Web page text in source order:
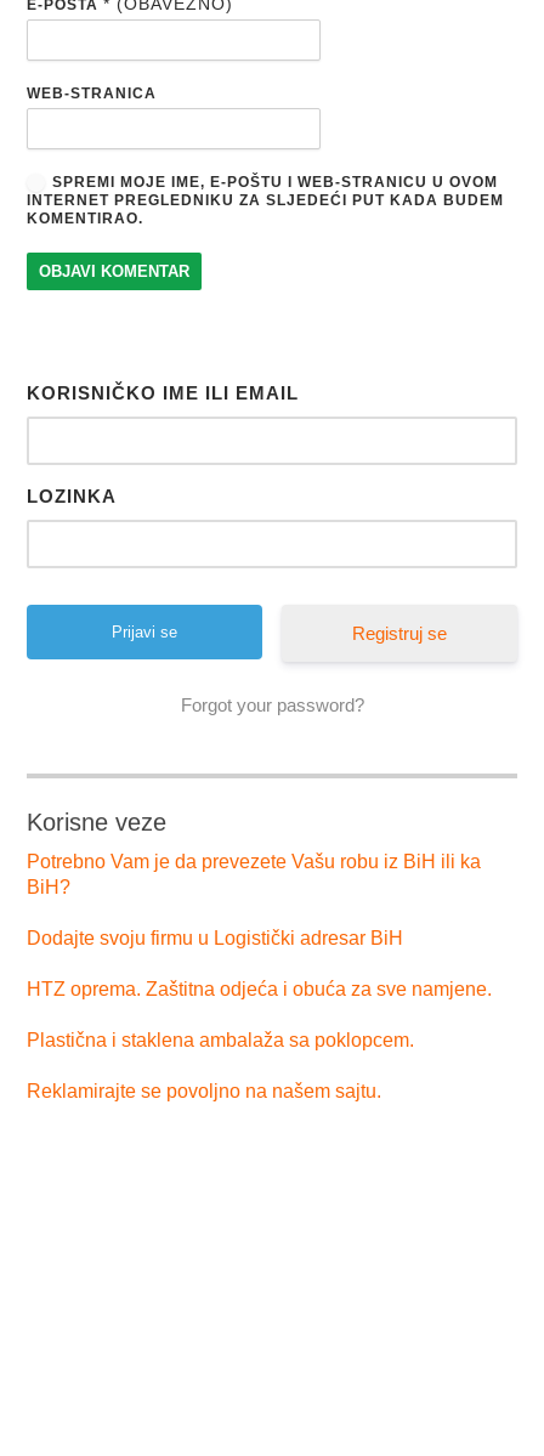
E-POŠTA
WEB-STRANICA
SPREMI MOJE IME, E-POŠTU I WEB-STRANICU U OVOM
INTERNET PREGLEDNIKU ZA SLJEDEĆI PUT KADA BUDEM
KOMENTIRAO.
KORISNIČKO IME ILI EMAIL
LOZINKA
Registruj se
Forgot your password?
Korisne veze
Potrebno Vam je da prevezete Vašu robu iz BiH ili ka
BiH?
Dodajte svoju firmu u Logistički adresar BiH
HTZ oprema. Zaštitna odjeća i obuća za sve namjene.
Plastična i staklena ambalaža sa poklopcem.
Reklamirajte se povoljno na našem sajtu.